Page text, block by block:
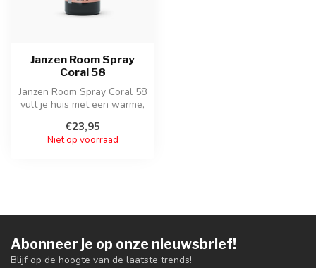
Janzen Room Spray
Coral 58
Janzen Room Spray Coral 58
vult je huis met een warme,
€23,95
Niet op voorraad
Abonneer je op onze nieuwsbrief!
Blijf op de hoogte van de laatste trends!